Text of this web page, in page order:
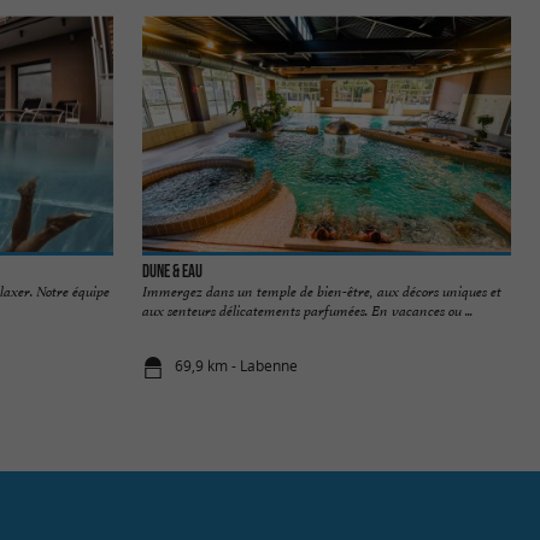
Notre équipe
Dune & Eau
Immergez dans un temple de bien-être, aux décors uniques et
aux senteurs délicatements parfumées. En vacances ou ...
69,9 km - Labenne